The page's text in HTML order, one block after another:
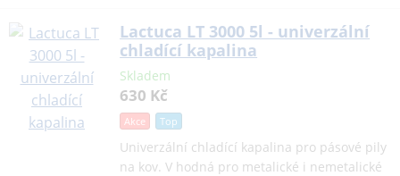
Lactuca LT 3000 5l - univerzální
chladící kapalina
Skladem
630 Kč
Akce Top
Univerzální chladící kapalina pro pásové pily
na kov. V hodná pro metalické i nemetalické